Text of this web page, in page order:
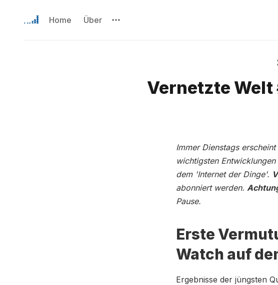
Home Über
Vernetzte Welt
Immer Dienstags
wichtigsten
dem 'Internet der Dinge'.
abonniert werden.
Pause.
Erste
Watch auf
Ergebnisse der jüngsten